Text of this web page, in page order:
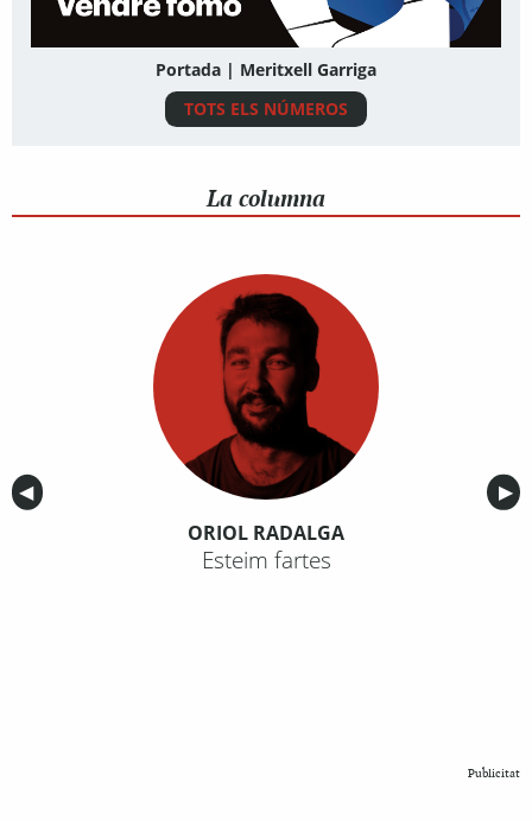
Portada | Meritxell Garriga
TOTS ELS NÚMEROS
La columna
Anterior
◀︎ ▶︎
ORIOL RADALGA
Esteim fartes
Publicitat